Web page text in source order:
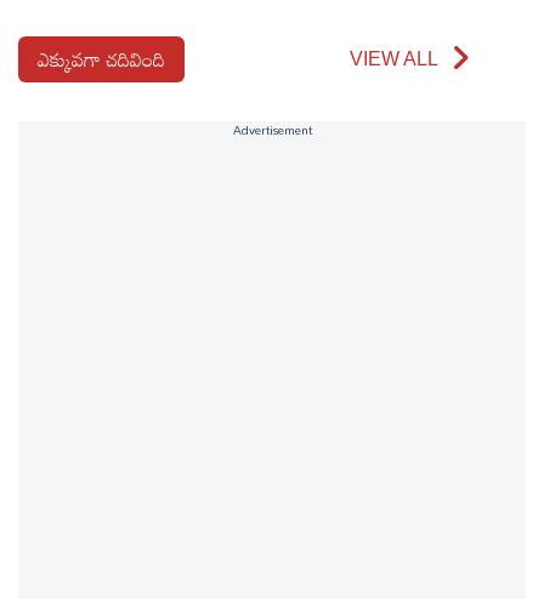
ఎక్కువగా చదివింది VIEW ALL
Advertisement